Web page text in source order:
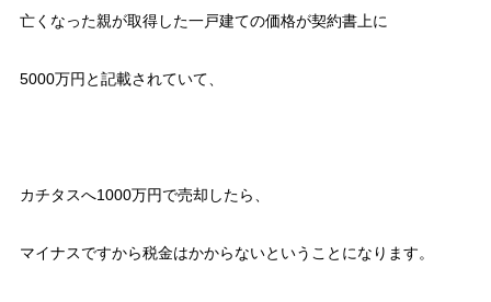
亡くなった親が取得した一戸建ての価格が契約書上に
5000万円と記載されていて、
カチタスへ1000万円で売却したら、
マイナスですから税金はかからないということになります。